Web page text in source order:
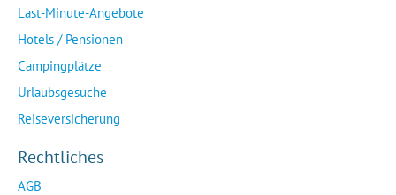
Last-Minute-Angebote
Hotels / Pensionen
Campingplätze
Urlaubsgesuche
Reiseversicherung
Rechtliches
AGB